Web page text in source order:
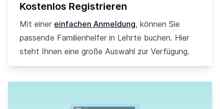
Kostenlos Registrieren
Mit einer einfachen Anmeldung, können Sie
passende Familienhelfer in Lehrte buchen. Hier
steht Ihnen eine große Auswahl zur Verfügung.